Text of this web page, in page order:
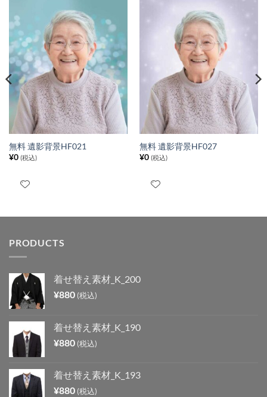
無料 遺影背景HF021
¥0 (税込)
無料 遺影背景HF027
¥0 (税込)
PRODUCTS
着せ替え素材_K_200
¥880 (税込)
着せ替え素材_K_190
¥880 (税込)
着せ替え素材_K_193
¥880 (税込)